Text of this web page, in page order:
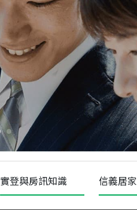
年 07月 成交
四維天廈
新竹市新竹市四維路
115 月 成交
菁英典藏
新竹市新竹市慈祥路
實登與房訊知識 信義居家